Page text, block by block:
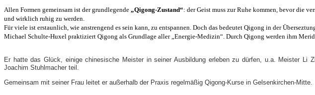
Allen Formen gemeinsam ist der grundlegende „Qigong-Zustand“: der Geist muss zur Ruhe kommen, bevor die
und wirklich ruhig zu werden.
Für viele ist erstaunlich, wie anstrengend es sein kann, zu entspannen. Doch das bedeutet Qigong in der
Michael Schulte-Huxel praktiziert Qigong als Grundlage aller „Energie-Medizin“. Durch Qigong werden ihm
Er hatte das Glück, einige chinesische Meister in seiner Ausbildung erleben zu dürfen, u.a. Meister Li
Joachim Stuhlmacher teil.
Gemeinsam mit seiner Frau leitet er außerhalb der Praxis regelmäßig Qigong-Kurse in Gelsenkirchen-Mitte.